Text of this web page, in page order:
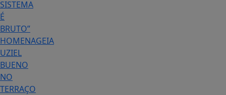
SISTEMA
É
BRUTO”
HOMENAGEIA
UZIEL
BUENO
NO
TERRAÇO